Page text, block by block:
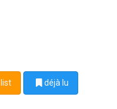
déjà lu